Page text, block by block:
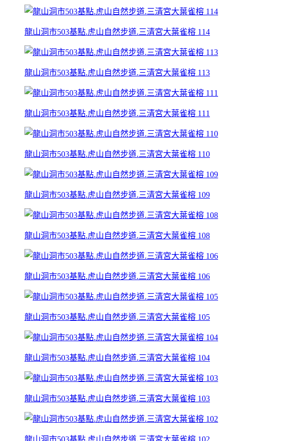
龍山洞市503基點.虎山自然步道.三清宮大葉雀榕 114
龍山洞市503基點.虎山自然步道.三清宮大葉雀榕 113
龍山洞市503基點.虎山自然步道.三清宮大葉雀榕 111
龍山洞市503基點.虎山自然步道.三清宮大葉雀榕 110
龍山洞市503基點.虎山自然步道.三清宮大葉雀榕 109
龍山洞市503基點.虎山自然步道.三清宮大葉雀榕 108
龍山洞市503基點.虎山自然步道.三清宮大葉雀榕 106
龍山洞市503基點.虎山自然步道.三清宮大葉雀榕 105
龍山洞市503基點.虎山自然步道.三清宮大葉雀榕 104
龍山洞市503基點.虎山自然步道.三清宮大葉雀榕 103
龍山洞市503基點.虎山自然步道.三清宮大葉雀榕 102